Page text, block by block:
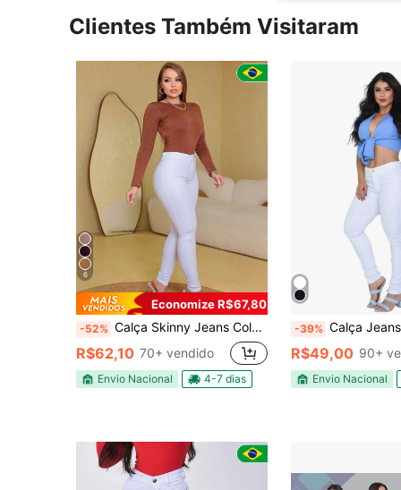
Clientes Também Visitaram
6
Economize R$67,80
-52% Calça Skinny Jeans Colors Premium
R$62,10 70+ vendido
Envio Nacional 4-7 dias
-39% Calça Jeans Feminina
R$49,00 90+
Envio Nacional